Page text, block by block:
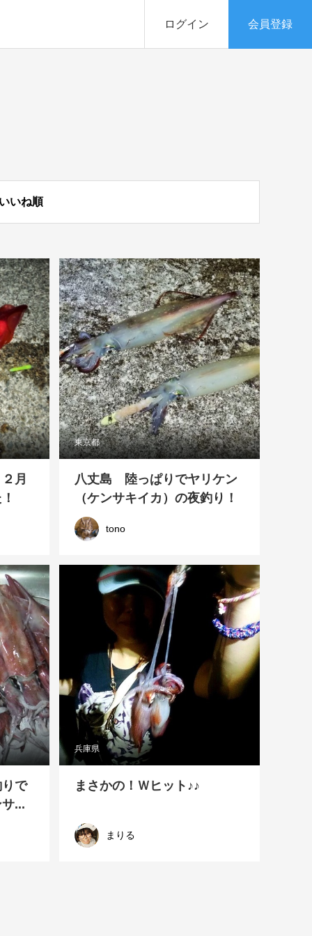
ログイン 会員登録
いね順
月
東京都
八丈島 陸っぱりでヤリケン
（ケンサキイカ）の夜釣り！
tono
で
...
兵庫県
まさかの！Ｗヒット♪♪
まりる